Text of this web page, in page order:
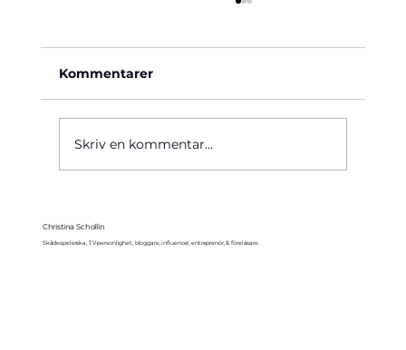
Kommentarer
Skriv en kommentar...
Christina Schollin
Skådespelerska, TV-personlighet, bloggare, influencer, entreprenör, & föreläsare.